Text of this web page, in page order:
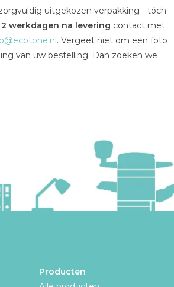
uitgekozen verpakking - tóch
werkdagen na levering contact met
. Vergeet niet om een foto
van uw bestelling. Dan zoeken we
Producten